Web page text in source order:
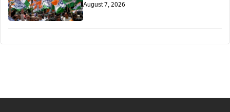
August 7, 2026